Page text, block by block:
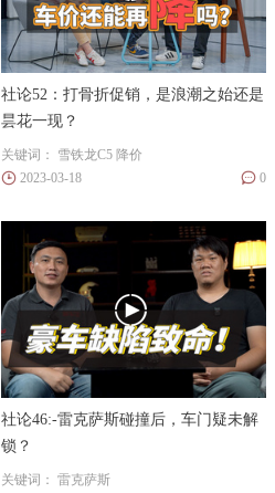
社论52：打骨折促销，是浪潮之始还是
昙花一现？
关键词： 雪铁龙C5 降价
2023-03-18
0
社论46:-雷克萨斯碰撞后，车门疑未解
锁？
关键词： 雷克萨斯